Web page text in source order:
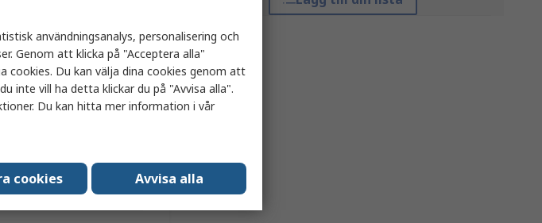
användningsanalys, personalisering och
Genom att klicka på "Acceptera alla"
cookies. Du kan välja dina cookies genom att
inte vill ha detta klickar du på "Avvisa alla".
Du kan hitta mer information i vår
cookies Avvisa alla